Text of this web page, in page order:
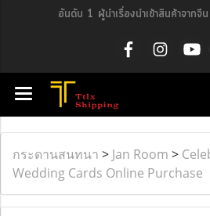
อันดับ 1 ผู้นำเรื่องนำเข้าสินค้าจากจี
กระดานสนทนา > Jan Room >
Wedding Cards Online Purchase